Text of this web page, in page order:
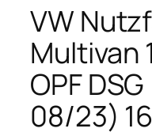
VW
Multivan
OPF
08/23)